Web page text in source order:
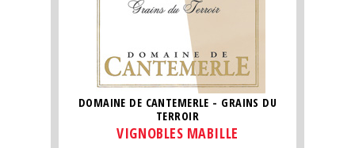
DOMAINE DE CANTEMERLE - GRAINS DU
TERROIR
VIGNOBLES MABILLE